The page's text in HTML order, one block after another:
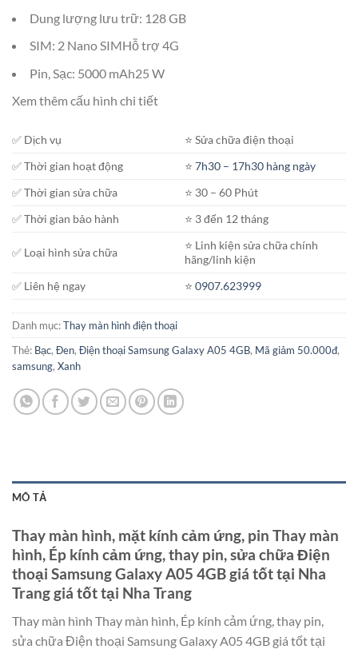
Dung lượng lưu trữ: 128 GB
SIM: 2 Nano SIMHỗ trợ 4G
Pin, Sạc: 5000 mAh25 W
Xem thêm cấu hình chi tiết
✅ Dịch vụ
⭐️ Sửa chữa điện thoại
✅ Thời gian hoạt động
⭐️7h30 – 17h30 hàng ngày
✅ Thời gian sửa chữa
⭐️ 30 – 60 Phút
✅ Thời gian bảo hành
⭐️ 3 đến 12 tháng
✅ Loại hình sửa chữa
⭐️ Linh kiện sửa chữa chính
hãng/linh kiện
✅ Liên hệ ngay
⭐️0907.623999
Danh mục:Thay màn hình điện thoại
Thẻ: Bạc, Đen, Điện thoại Samsung Galaxy A05 4GB, Mã giảm 50.000đ,
samsung, Xanh
MÔ TẢ
Thay màn hình, mặt kính cảm ứng, pin Thay màn
hình, Ép kính cảm ứng, thay pin, sửa chữa Điện
thoại Samsung Galaxy A05 4GB giá tốt tại Nha
Trang giá tốt tại Nha Trang
Thay màn hình Thay màn hình, Ép kính cảm ứng, thay pin,
sửa chữa Điện thoại Samsung Galaxy A05 4GB giá tốt tại